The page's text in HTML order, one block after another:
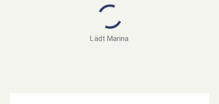
Lädt Marina